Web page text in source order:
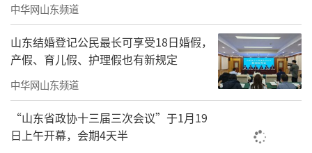
中华网山东频道
山东结婚登记公民最长可享受18日婚假，
产假、育儿假、护理假也有新规定
中华网山东频道
“山东省政协十三届三次会议”于1月19
日上午开幕，会期4天半